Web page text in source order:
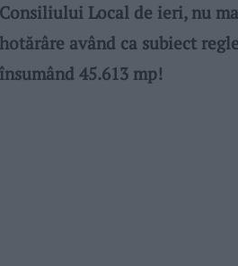
Consiliului Local de ieri, nu
hotărâre având ca subiect
însumând 45.613 mp!